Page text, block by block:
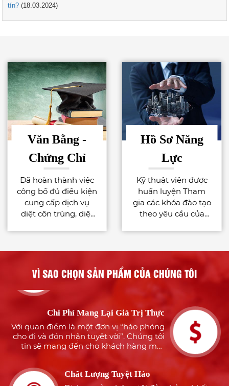
tín? (18.03.2024)
Văn Bằng -
Chứng Chỉ
Đã hoàn thành việc
công bố đủ điều kiện
cung cấp dịch vụ
diệt côn trùng, diệt
Hồ Sơ Năng
Lực
Kỹ thuật viên được
huấn luyện Tham
gia các khóa đào tạo
theo yêu cầu của
Pest Management
for the Food Industry
– AIB International. -
Certificate for Xterm
(Termite bait system)
– Sumitomo
Chemical Nhận thức
được nguồn nhân
lực là tài sản quý giá
của công ty, vì thế
Cty TNHH Môi
VÌ SAO CHỌN SẢN PHẨM CỦA CHÚNG TÔI
Nhiều Năm Kinh Nghiệm
Với đội ngũ nhiều năm kinh nghiệm
trong dịch vụ diệt côn trùng, khử khuẩn
chắc chắn sẽ luôn làm làm hài lòng quý
tận tâm và giàu kinh nghiệm cùng
phương châm “khách hàng là số 1”,
chúng tôi sẽ mang đến cho khách hàng
sự an tâm, hài lòng
Chi Phí Mang Lại Giá Trị Thực
Với quan điểm là một đơn vị “hào phóng
cho đi và đón nhận tuyệt vời”. Chúng tôi
tin sẽ mang đến cho khách hàng một
dịch vụ tuyệt hảo nhưng đảm bảo tiết
Dịch vụ của chúng tôi đảm bảo có kết